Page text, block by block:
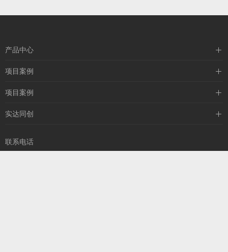
产品中心
压力仪表
温度仪表
项目案例
石油行业案例
钢铁行业案例
项目案例
交通行业案例
食品行业案例
实达同创
联系电话